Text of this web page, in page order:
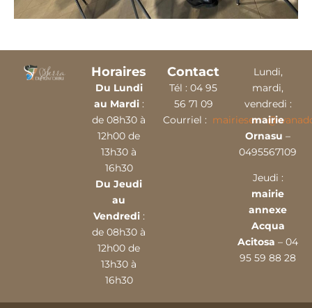
Horaires
Du Lundi
au Mardi:
de 08h30 à
12h00 de
13h30 à
16h30
Du Jeudi
au
Vendredi:
de 08h30 à
12h00 de
13h30 à
16h30
Contact
Tél : 04 95
56 71 09
Courriel :
Lundi,
mardi,
vendredi :
mairie
Ornasu –
0495567109
Jeudi :
mairie
annexe
Acqua
Acitosa – 04
95 59 88 28